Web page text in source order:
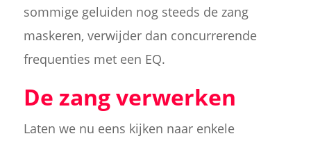
sommige geluiden nog steeds de zang
maskeren, verwijder dan concurrerende
frequenties met een EQ.
De zang verwerken
Laten we nu eens kijken naar enkele